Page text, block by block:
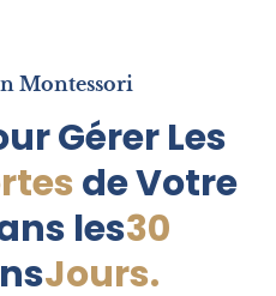
Montessori
Gérer Les
de Votre
les30
Jours.